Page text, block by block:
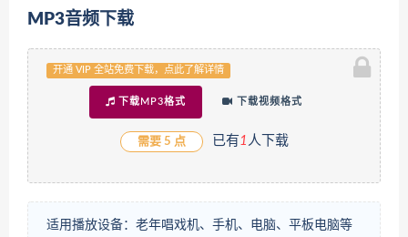
MP3音频下载
开通 VIP 全站免费下载，点此了解详情
下载MP3格式 下载视频格式
需要 5 点 已有 1 人下载
适用播放设备：老年唱戏机、手机、电脑、平板电脑等